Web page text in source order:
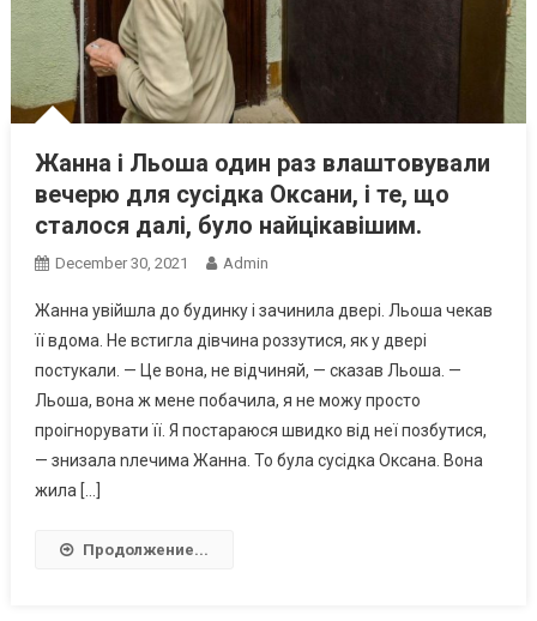
Жанна і Льоша один раз влаштовували
вечерю для сусідка Оксани, і те, що
сталося далі, було найцікавішим.
December 30, 2021 Admin
Жанна увійшла до будинку і зачинила двері. Льоша чекав
її вдома. Не встигла дівчина роззутися, як у двері
постукали. — Це вона, не відчиняй, — сказав Льоша. —
Льоша, вона ж мене побачила, я не можу просто
проігнорувати її. Я постараюся швидко від неї позбутися,
— знизала nлечима Жанна. То була сусідка Оксана. Вона
жила […]
Продолжение...